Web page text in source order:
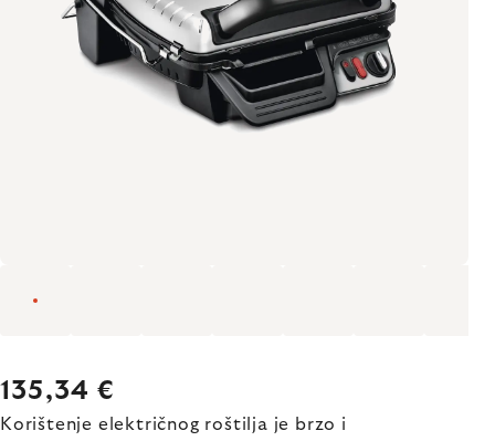
135,34 €
Korištenje električnog roštilja je brzo i